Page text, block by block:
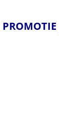
PROMOTIE